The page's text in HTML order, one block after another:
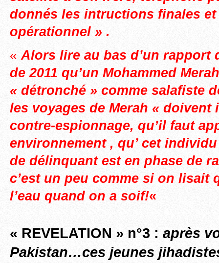
donnés les intructions finales
opérationnel » .
«Alors lire au bas d’un rapport
de 2011 qu’un Mohammed
« détronché » comme salafiste
les voyages de Merah « doivent
contre-espionnage, qu’il faut
environnement , qu’ cet
de délinquant est en phase de
c’est un peu comme si on lisait
l’eau quand on a soif!«
« REVELATION » n°3 : après
Pakistan…ces jeunes